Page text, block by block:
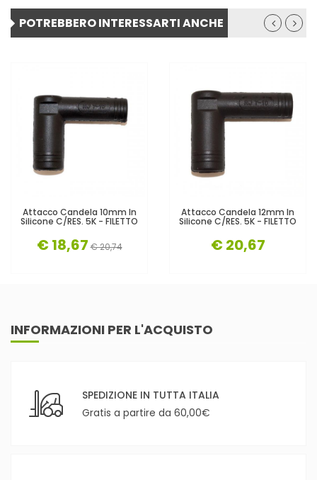
POTREBBERO INTERESSARTI ANCHE
Attacco Candela 10mm In
Silicone C/RES. 5K - FILETTO
€ 18,67 € 20,74
Attacco Candela 12mm In
Silicone C/RES. 5K - FILETTO
€ 20,67
INFORMAZIONI PER L'ACQUISTO
SPEDIZIONE IN TUTTA ITALIA
Gratis a partire da 60,00€